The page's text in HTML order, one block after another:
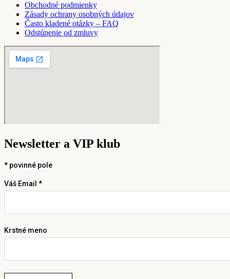
Obchodné podmienky
Zásady ochrany osobných údajov
Často kladené otázky – FAQ
Odstúpenie od zmluvy
Newsletter a VIP klub
* povinné pole
Váš Email *
Krstné meno